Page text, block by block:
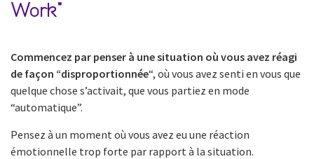
Work”
Commencez par penser à une situation où vous avez réagi
de façon “disproportionnée“, où vous avez senti en vous que
quelque chose s’activait, que vous partiez en mode
“automatique”.
Pensez à un moment où vous avez eu une réaction
émotionnelle trop forte par rapport à la situation.